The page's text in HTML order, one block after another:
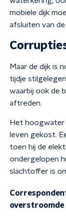
mobiele dijk
afsluiten van
Maar de dijk is
tijdje
waarbij ook de
aftreden.
Het hoogwater
leven gekost.
toen hij de
ondergelopen
slachtoffer is
overstroomde